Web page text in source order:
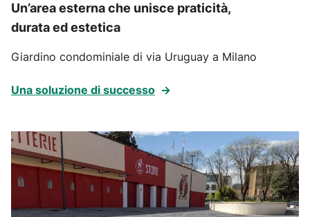
Un’area esterna che unisce praticità,
durata ed estetica
Giardino condominiale di via Uruguay a Milano
Una soluzione di successo →